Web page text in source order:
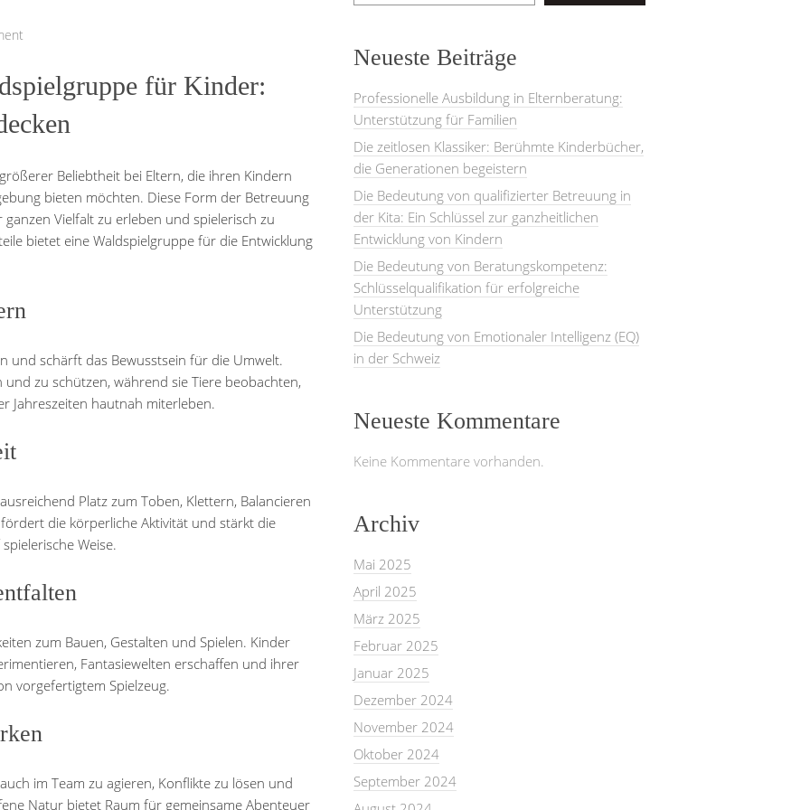
für Kinder:
Beliebtheit bei Eltern, die ihren Kindern
bieten möchten. Diese Form der Betreuung
Vielfalt zu erleben und spielerisch zu
bietet eine Waldspielgruppe für die Entwicklung
und schärft das Bewusstsein für die Umwelt.
zu schützen, während sie Tiere beobachten,
Jahreszeiten hautnah miterleben.
Platz zum Toben, Klettern, Balancieren
die körperliche Aktivität und stärkt die
Weise.
zum Bauen, Gestalten und Spielen. Kinder
Fantasiewelten erschaffen und ihrer
vorgefertigtem Spielzeug.
im Team zu agieren, Konflikte zu lösen und
Natur bietet Raum für gemeinsame Abenteuer
Neueste Beiträge
Professionelle Ausbildung in Elternberatung:
Unterstützung für Familien
Die zeitlosen Klassiker: Berühmte Kinderbücher,
die Generationen begeistern
Die Bedeutung von qualifizierter Betreuung in
der Kita: Ein Schlüssel zur ganzheitlichen
Entwicklung von Kindern
Die Bedeutung von Beratungskompetenz:
Schlüsselqualifikation für erfolgreiche
Unterstützung
Die Bedeutung von Emotionaler Intelligenz (EQ)
in der Schweiz
Neueste Kommentare
Keine Kommentare vorhanden.
Archiv
Mai 2025
April 2025
März 2025
Februar 2025
Januar 2025
Dezember 2024
November 2024
Oktober 2024
September 2024